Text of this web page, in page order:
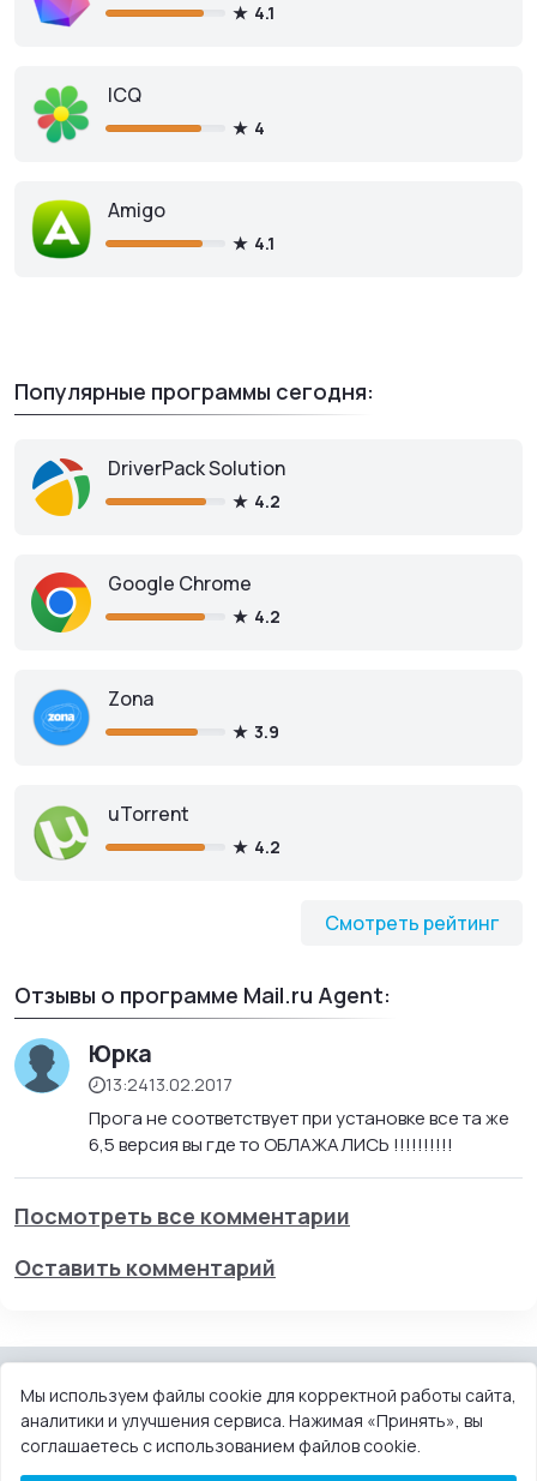
4.1
ICQ
4
Amigo
4.1
Популярные программы сегодня:
Смотреть рейтинг
DriverPack Solution
4.2
Google Chrome
4.2
Zona
3.9
uTorrent
4.2
Отзывы о программе Mail.ru Agent:
Юрка
13:2413.02.2017
Прога не соответствует при установке все та же
6,5 версия вы где то ОБЛАЖАЛИСЬ !!!!!!!!!!
Посмотреть все комментарии
Оставить комментарий
КОНТАКТЫ
ПОЛЬЗОВАТЕЛЬСКОЕ СОГЛАШЕНИЕ
ПРАВООБЛАДАТЕЛЯМ
DMCA
Мы используем файлы cookie для корректной работы сайта,
аналитики и улучшения сервиса. Нажимая «Принять», вы
соглашаетесь с использованием файлов cookie.